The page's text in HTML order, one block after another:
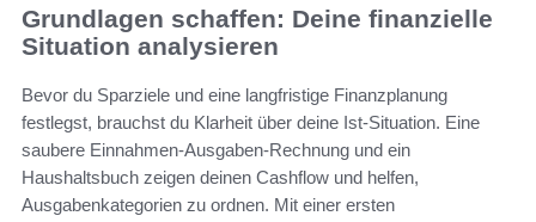
Grundlagen schaffen: Deine finanzielle
Situation analysieren
Bevor du Sparziele und eine langfristige Finanzplanung
festlegst, brauchst du Klarheit über deine Ist-Situation. Eine
saubere Einnahmen-Ausgaben-Rechnung und ein
Haushaltsbuch zeigen deinen Cashflow und helfen,
Ausgabenkategorien zu ordnen. Mit einer ersten